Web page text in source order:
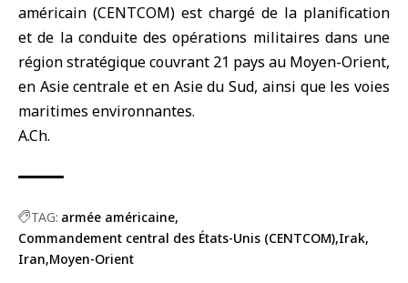
américain (CENTCOM) est chargé de la planification
et de la conduite des opérations militaires dans une
région stratégique couvrant 21 pays au Moyen-Orient,
en Asie centrale et en Asie du Sud, ainsi que les voies
maritimes environnantes.
A.Ch.
TAG: armée américaine
Commandement central des États-Unis (CENTCOM) Irak
Iran Moyen-Orient